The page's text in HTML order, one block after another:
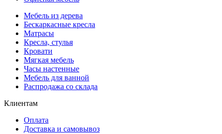
Мебель из дерева
Бескаркасные кресла
Матрасы
Кресла, стулья
Кровати
Мягкая мебель
Часы настенные
Мебель для ванной
Распродажа со склада
Клиентам
Оплата
Доставка и самовывоз